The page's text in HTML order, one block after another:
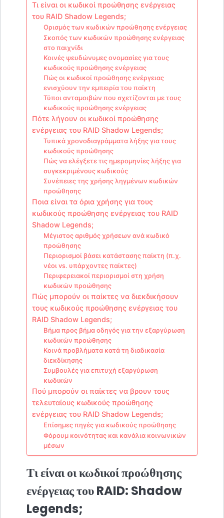
Τι είναι οι κωδικοί προώθησης ενέργειας
του RAID Shadow Legends;
Ορισμός των κωδικών προώθησης ενέργειας
Σκοπός των κωδικών προώθησης ενέργειας
στο παιχνίδι
Κοινές ψευδώνυμες ονομασίες για τους
κωδικούς προώθησης ενέργειας
Πώς οι κωδικοί προώθησης ενέργειας
ενισχύουν την εμπειρία του παίκτη
Τύποι ανταμοιβών που σχετίζονται με τους
κωδικούς προώθησης ενέργειας
Πότε λήγουν οι κωδικοί προώθησης
ενέργειας του RAID Shadow Legends;
Τυπικά χρονοδιαγράμματα λήξης για τους
κωδικούς προώθησης
Πώς να ελέγξετε τις ημερομηνίες λήξης για
συγκεκριμένους κωδικούς
Συνέπειες της χρήσης ληγμένων κωδικών
προώθησης
Ποια είναι τα όρια χρήσης για τους
κωδικούς προώθησης ενέργειας του RAID
Shadow Legends;
Μέγιστος αριθμός χρήσεων ανά κωδικό
προώθησης
Περιορισμοί βάσει κατάστασης παίκτη (π.χ.
νέοι vs. υπάρχοντες παίκτες)
Περιφερειακοί περιορισμοί στη χρήση
κωδικών προώθησης
Πώς μπορούν οι παίκτες να διεκδικήσουν
τους κωδικούς προώθησης ενέργειας του
RAID Shadow Legends;
Βήμα προς βήμα οδηγός για την εξαργύρωση
κωδικών προώθησης
Κοινά προβλήματα κατά τη διαδικασία
διεκδίκησης
Συμβουλές για επιτυχή εξαργύρωση
κωδικών
Πού μπορούν οι παίκτες να βρουν τους
τελευταίους κωδικούς προώθησης
ενέργειας του RAID Shadow Legends;
Επίσημες πηγές για κωδικούς προώθησης
Φόρουμ κοινότητας και κανάλια κοινωνικών
μέσων
Τι είναι οι κωδικοί προώθησης
ενέργειας του RAID: Shadow
Legends;